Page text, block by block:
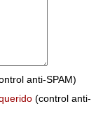
anti-SPAM)
(control anti-